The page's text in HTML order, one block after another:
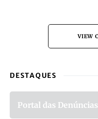
VIEW
DESTAQUES
Portal das